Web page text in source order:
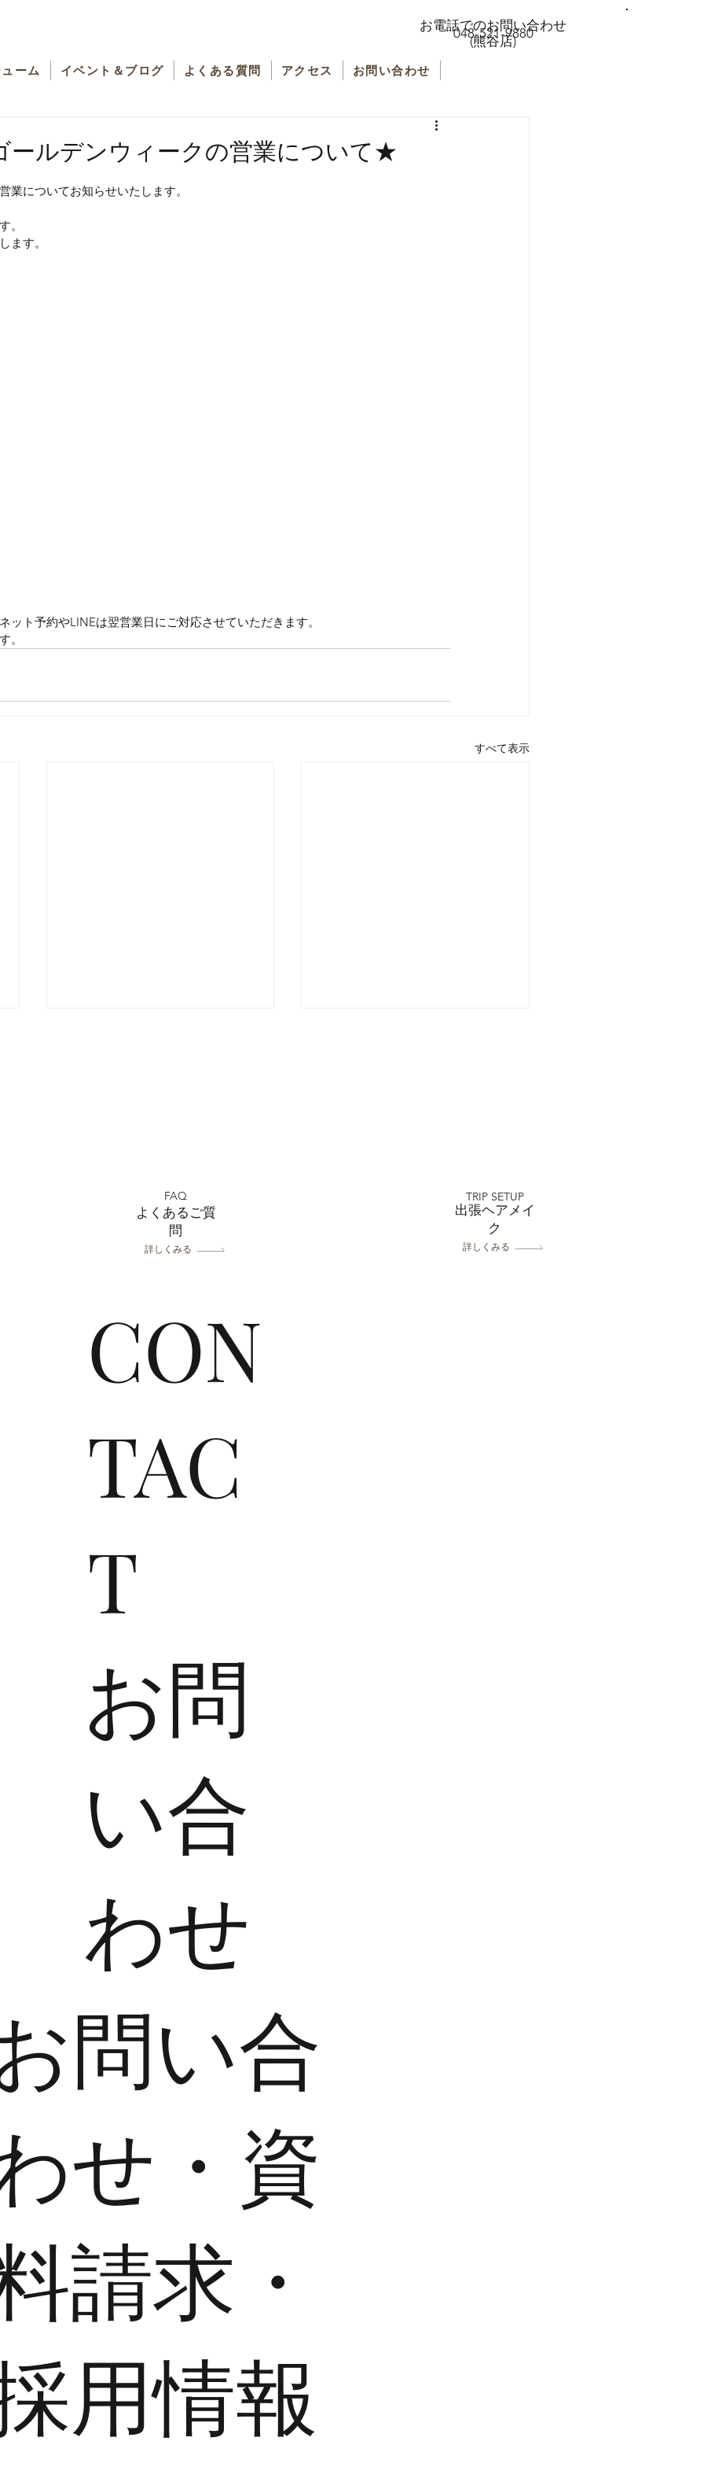
ーム イベント＆ブログ よくある質問 アクセス お問い合わせ
お電話でのお問い合わせ
048-521-9880
(熊谷店)
ルデンウィークの営業について★
業についてお知らせいたします。
。
ます。
ット予約やLINEは翌営業日にご対応させていただきます。
。
すべて表示
ムービープレゼント
CON
TAC
T
​お問
い合
わせ
問い合
せ・資
請求・
用情報
FAQ
よくあるご質
問
詳しくみる
TRIP SETUP
出張ヘアメイ
ク
詳しくみる